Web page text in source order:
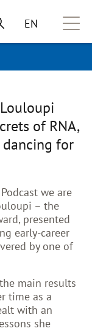
EN
of RNA,
for
we are
– the
presented
early-career
by one of
main results
time as a
with an
she